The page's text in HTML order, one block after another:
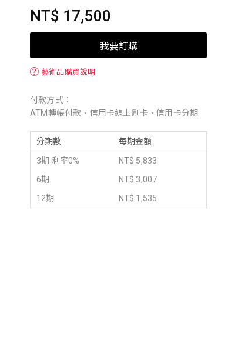
NT$ 17,500
我要訂購
？ 藝術品購買說明
付款方式：
ATM轉帳付款、信用卡線上刷卡、信用卡分期
分期數 每期金額
3期 利率0%
NT$ 5,833
6期
NT$ 3,007
12期
NT$ 1,535